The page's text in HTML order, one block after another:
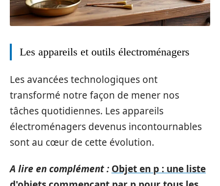
Les appareils et outils électroménagers
Les avancées technologiques ont
transformé notre façon de mener nos
tâches quotidiennes. Les appareils
électroménagers devenus incontournables
sont au cœur de cette évolution.
A lire en complément : Objet en p : une liste